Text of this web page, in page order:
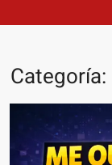
Categoría: